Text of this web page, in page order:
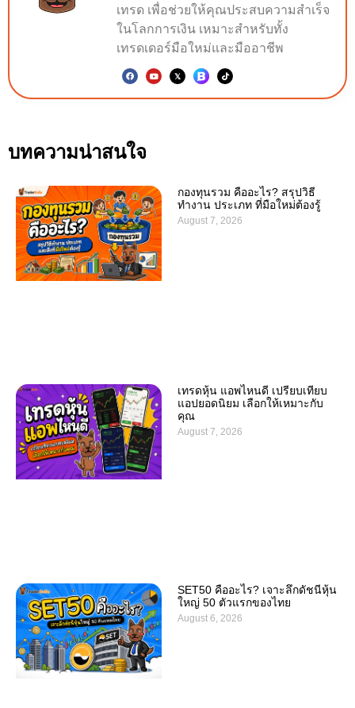
เทรด เพื่อช่วยให้คุณประสบความสำเร็จ
ในโลกการเงิน เหมาะสำหรับทั้ง
เทรดเดอร์มือใหม่และมืออาชีพ
บทความน่าสนใจ
กองทุนรวม คืออะไร? สรุปวิธี
ทำงาน ประเภท ที่มือใหม่ต้องรู้
August 7, 2026
เทรดหุ้น แอพไหนดี เปรียบเทียบ
แอปยอดนิยม เลือกให้เหมาะกับ
คุณ
August 7, 2026
SET50 คืออะไร? เจาะลึกดัชนีหุ้น
ใหญ่ 50 ตัวแรกของไทย
August 6, 2026